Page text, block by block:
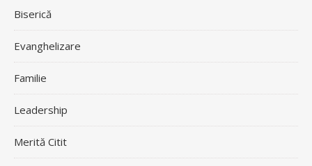
Biserică
Evanghelizare
Familie
Leadership
Merită Citit